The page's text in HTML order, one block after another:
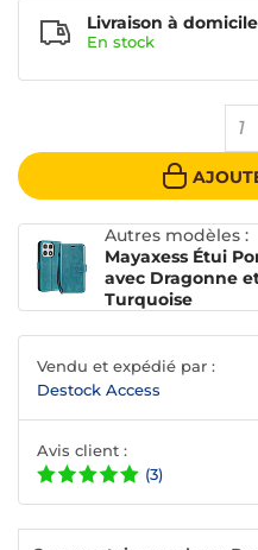
1
Livraison à domicile
En stock
Autres modèles :
Mayaxess Étui
avec Dragonne
Turquoise
Vendu et expédié par :
Destock Access
Avis client :
(3)